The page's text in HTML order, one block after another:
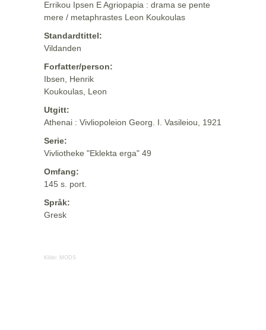
Errikou Ipsen E Agriopapia : drama se pente
mere / metaphrastes Leon Koukoulas
Standardtittel:
Vildanden
Forfatter/person:
Ibsen, Henrik
Koukoulas, Leon
Utgitt:
Athenai : Vivliopoleion Georg. I. Vasileiou, 1921
Serie:
Vivliotheke "Eklekta erga" 49
Omfang:
145 s. port.
Språk:
Gresk
Kilde: MODS